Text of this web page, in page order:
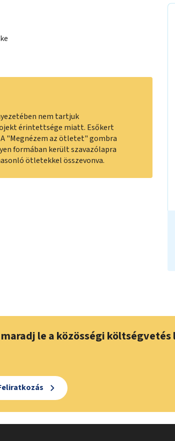
nem tartjuk
érintettsége miatt. Esőkert
"Megnézem az ötletet" gombra
formában került szavazólapra
ötletekkel összevonva.
maradj le a közösségi